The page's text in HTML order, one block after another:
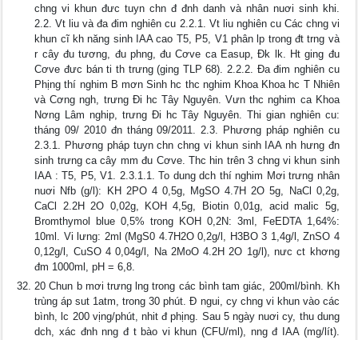
chng vi khun đưc tuyn chn đ đnh danh và nhân nuơi sinh khi.
2.2. Vt liu và đa đim nghiên cu 2.2.1. Vt liu nghiên cu Các chng vi
khun cĩ kh năng sinh IAA cao T5, P5, V1 phân lp trong đt trng và
r cây đu tương, đu phng, đu Cơve ca Easup, Đk lk. Ht ging đu
Cơve đưc bán ti th trưng (ging TLP 68). 2.2.2. Đa đim nghiên cu
Phịng thí nghim B mơn Sinh hc thc nghim Khoa Khoa hc T Nhiên
và Cơng ngh, trưng Đi hc Tây Nguyên. Vưn thc nghim ca Khoa
Nơng Lâm nghip, trưng Đi hc Tây Nguyên. Thi gian nghiên cu:
tháng 09/ 2010 đn tháng 09/2011. 2.3. Phương pháp nghiên cu
2.3.1. Phương pháp tuyn chn chng vi khun sinh IAA nh hưng đn
sinh trưng ca cây mm đu Cơve. Thc hin trên 3 chng vi khun sinh
IAA : T5, P5, V1. 2.3.1.1. To dung dch thí nghim Mơi trưng nhân
nuơi Nfb (g/l): KH 2PO 4 0,5g, MgSO 4.7H 2O 5g, NaCl 0,2g,
CaCl 2.2H 2O 0,02g, KOH 4,5g, Biotin 0,01g, acid malic 5g,
Bromthymol blue 0,5% trong KOH 0,2N: 3ml, FeEDTA 1,64%:
10ml. Vi lưng: 2ml (MgS0 4.7H2O 0,2g/l, H3BO 3 1,4g/l, ZnSO 4
0,12g/l, CuSO 4 0,04g/l, Na 2MoO 4.2H 2O 1g/l), nưc ct khơng
đm 1000ml, pH = 6,8.
20 Chun b mơi trưng lng trong các bình tam giác, 200ml/bình. Kh
trùng áp sut 1atm, trong 30 phút. Đ ngui, cy chng vi khun vào các
bình, lc 200 vịng/phút, nhit đ phịng. Sau 5 ngày nuơi cy, thu dung
dch, xác đnh nng đ t bào vi khun (CFU/ml), nng đ IAA (mg/lít).